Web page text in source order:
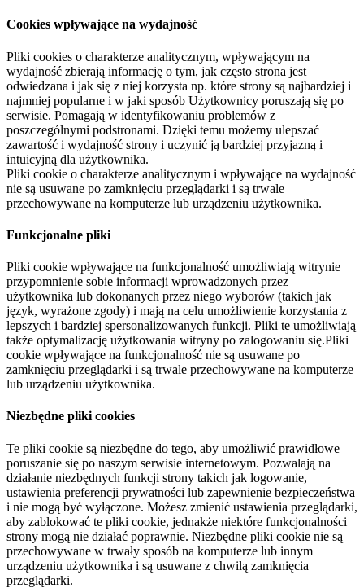
Cookies wpływające na wydajność
Pliki cookies o charakterze analitycznym, wpływającym na
wydajność zbierają informację o tym, jak często strona jest
odwiedzana i jak się z niej korzysta np. które strony są najbardziej i
najmniej popularne i w jaki sposób Użytkownicy poruszają się po
serwisie. Pomagają w identyfikowaniu problemów z
poszczególnymi podstronami. Dzięki temu możemy ulepszać
zawartość i wydajność strony i uczynić ją bardziej przyjazną i
intuicyjną dla użytkownika.
Pliki cookie o charakterze analitycznym i wpływające na wydajność
nie są usuwane po zamknięciu przeglądarki i są trwale
przechowywane na komputerze lub urządzeniu użytkownika.
Funkcjonalne pliki
Pliki cookie wpływające na funkcjonalność umożliwiają witrynie
przypomnienie sobie informacji wprowadzonych przez
użytkownika lub dokonanych przez niego wyborów (takich jak
język, wyrażone zgody) i mają na celu umożliwienie korzystania z
lepszych i bardziej spersonalizowanych funkcji. Pliki te umożliwiają
także optymalizację użytkowania witryny po zalogowaniu się.Pliki
cookie wpływające na funkcjonalność nie są usuwane po
zamknięciu przeglądarki i są trwale przechowywane na komputerze
lub urządzeniu użytkownika.
Niezbędne pliki cookies
Te pliki cookie są niezbędne do tego, aby umożliwić prawidłowe
poruszanie się po naszym serwisie internetowym. Pozwalają na
działanie niezbędnych funkcji strony takich jak logowanie,
ustawienia preferencji prywatności lub zapewnienie bezpieczeństwa
i nie mogą być wyłączone. Możesz zmienić ustawienia przeglądarki,
aby zablokować te pliki cookie, jednakże niektóre funkcjonalności
strony mogą nie działać poprawnie. Niezbędne pliki cookie nie są
przechowywane w trwały sposób na komputerze lub innym
urządzeniu użytkownika i są usuwane z chwilą zamknięcia
przeglądarki.